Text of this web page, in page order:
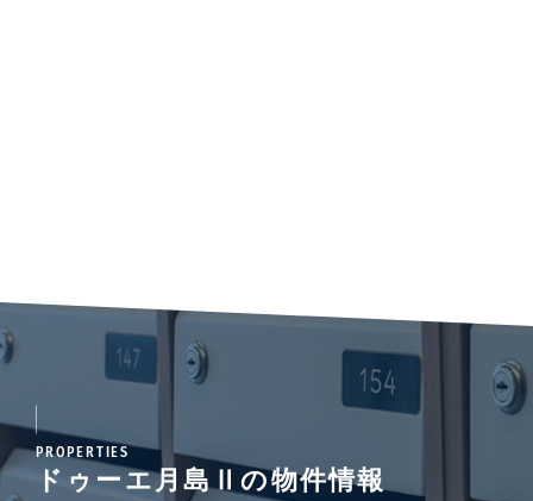
PROPERTIES
ドゥーエ月島Ⅱの物件情報